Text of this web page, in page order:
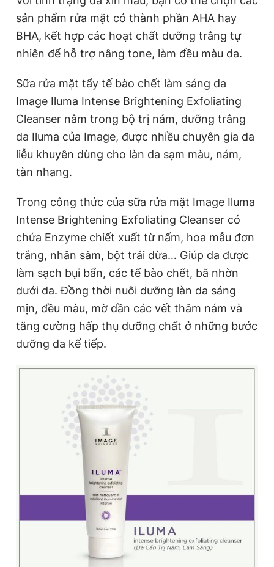
sản phẩm rửa mặt có thành phần AHA hay
BHA, kết hợp các hoạt chất dưỡng trắng tự
nhiên để hỗ trợ nâng tone, làm đều màu da.
Sữa rửa mặt tẩy tế bào chết làm sáng da
Image Iluma Intense Brightening Exfoliating
Cleanser nằm trong bộ trị nám, dưỡng trắng
da Iluma của Image, được nhiều chuyên gia da
liễu khuyên dùng cho làn da sạm màu, nám,
tàn nhang.
Trong công thức của sữa rửa mặt Image Iluma
Intense Brightening Exfoliating Cleanser có
chứa Enzyme chiết xuất từ nấm, hoa mẫu đơn
trắng, nhân sâm, bột trái dừa… Giúp da được
làm sạch bụi bẩn, các tế bào chết, bã nhờn
dưới da. Đồng thời nuôi dưỡng làn da sáng
mịn, đều màu, mờ dần các vết thâm nám và
tăng cường hấp thụ dưỡng chất ở những bước
dưỡng da kế tiếp.